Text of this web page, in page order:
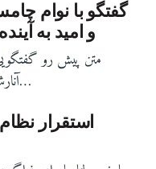
گفتگو با نوام
و امید به
متن پیش رو
آنارشیستی انقلاب سرخ و سیاه چاپ دوبلین در…
استقرار